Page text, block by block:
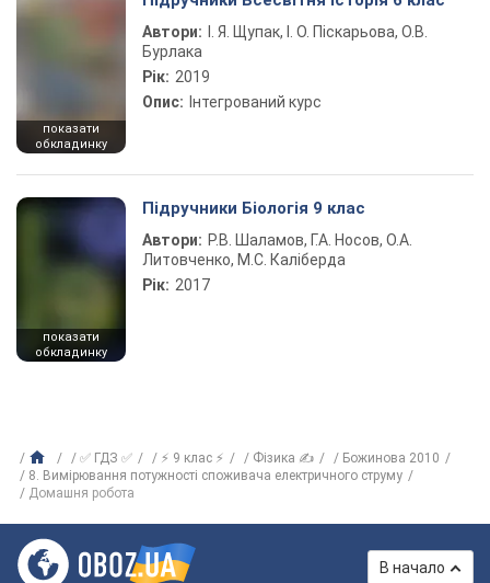
показати
обкладинку
Автори:
І. Я. Щупак, І. О. Піскарьова, О.В.
Бурлака
Рік: 2019
Опис: Інтегрований курс
показати
обкладинку
Підручники Біологія 9 клас
Автори: Р.В. Шаламов, Г.А. Носов, О.А.
Литовченко, М.С. Каліберда
Рік: 2017
✅ ГДЗ ✅ ⚡ 9 клас ⚡ Фізика ✍
Божинова 2010
8. Вимірювання потужності споживача електричного струму
Домашня робота
В начало